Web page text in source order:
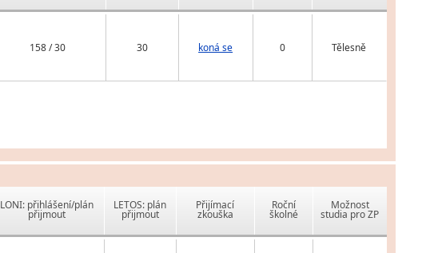
158 / 30 30 koná se 0 Tělesně
LONI: přihlášení/plán
přijmout
LETOS: plán
přijmout
Přijímací
zkouška
Roční
školné
Možnost
studia pro ZP